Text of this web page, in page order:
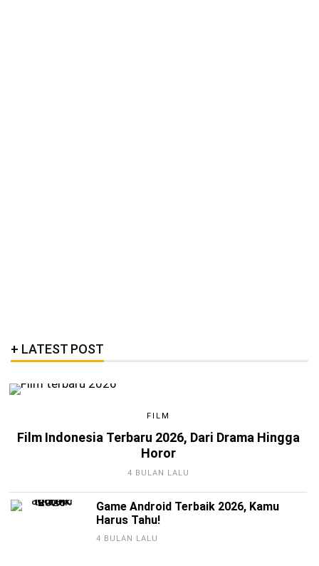
LATEST POST
FILM
Film Indonesia Terbaru 2026, Dari Drama Hingga
Horor
4 BULAN LALU
Game Android Terbaik 2026, Kamu
Harus Tahu!
4 BULAN LALU